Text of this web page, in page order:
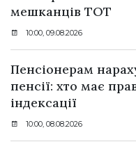
мешканців ТОТ
10:00, 09.08.2026
Пенсіонерам
пенсії: хто має
індексації
10:00, 08.08.2026